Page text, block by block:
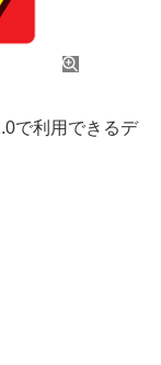
で利用できるデ